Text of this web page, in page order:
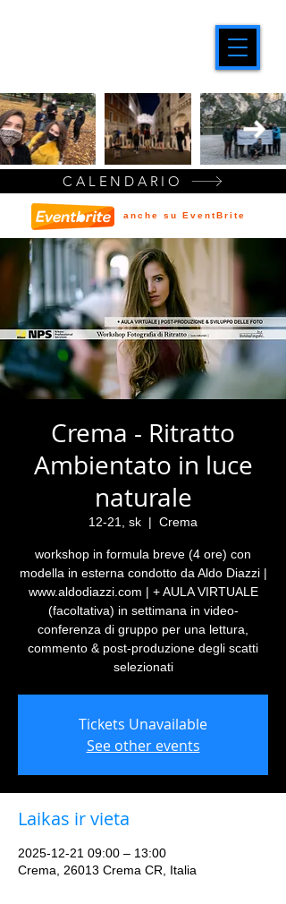
Crema - Ritratto
Ambientato in luce
naturale
12-21, sk
  |
Crema
workshop in formula breve (4 ore) con
modella in esterna condotto da Aldo Diazzi |
www.aldodiazzi.com | + AULA VIRTUALE
(facoltativa) in settimana in video-
conferenza di gruppo per una lettura,
commento & post-produzione degli scatti
selezionati
Tickets Unavailable
See other events
Laikas ir vieta
2025-12-21 09:00 – 13:00
Crema, 26013 Crema CR, Italia
CALENDARIO
anche su EventBrite